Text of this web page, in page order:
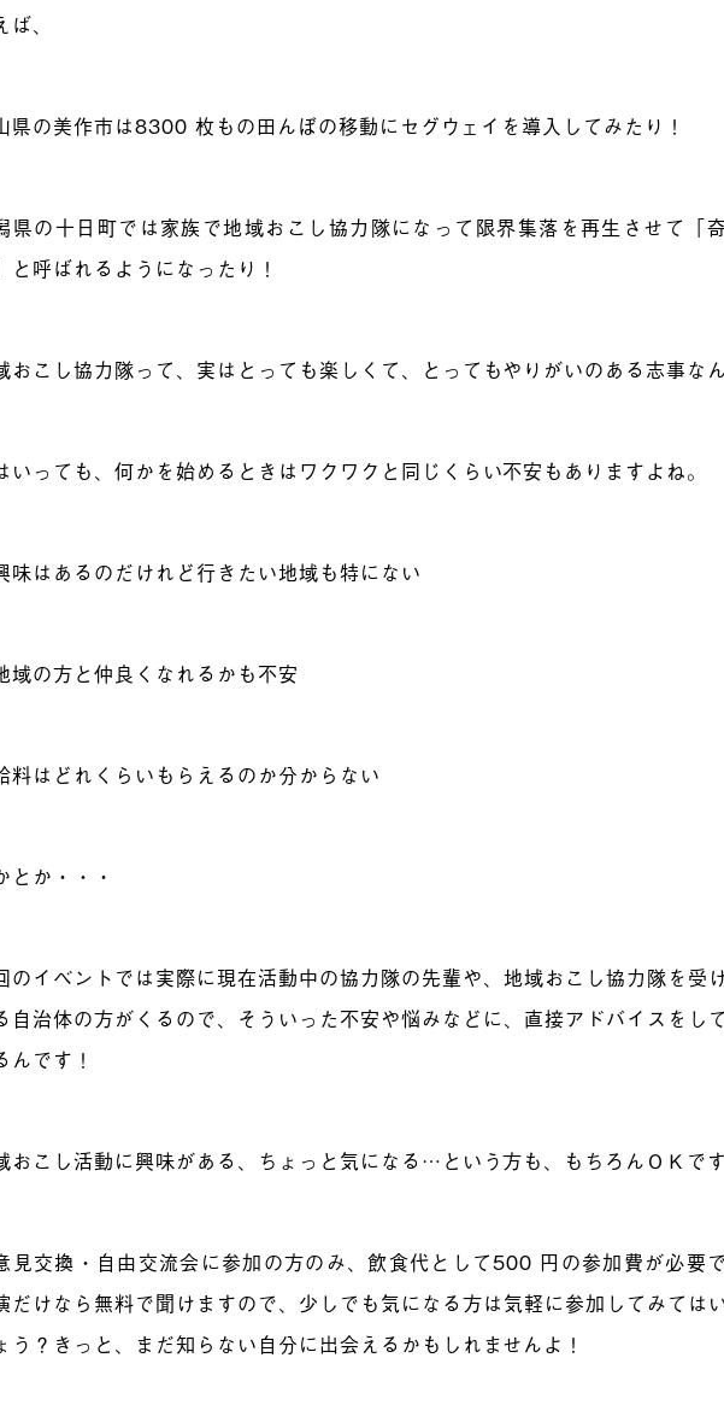
、
県の美作市は8300 枚もの田んぼの移動にセグウェイを導入してみたり！
県の十日町では家族で地域おこし協力隊になって限界集落を再生させて「
と呼ばれるようになったり！
おこし協力隊って、実はとっても楽しくて、とってもやりがいのある志事な
いっても、何かを始めるときはワクワクと同じくらい不安もありますよね。
味はあるのだけれど行きたい地域も特にない
域の方と仲良くなれるかも不安
料はどれくらいもらえるのか分からない
とか・・・
のイベントでは実際に現在活動中の協力隊の先輩や、地域おこし協力隊を受
自治体の方がくるので、そういった不安や悩みなどに、直接アドバイスをし
んです！
おこし活動に興味がある、ちょっと気になる…という方も、もちろんＯＫです
見交換・自由交流会に参加の方のみ、飲食代として500 円の参加費が必要で
だけなら無料で聞けますので、少しでも気になる方は気軽に参加してみては
う？きっと、まだ知らない自分に出会えるかもしれませんよ！